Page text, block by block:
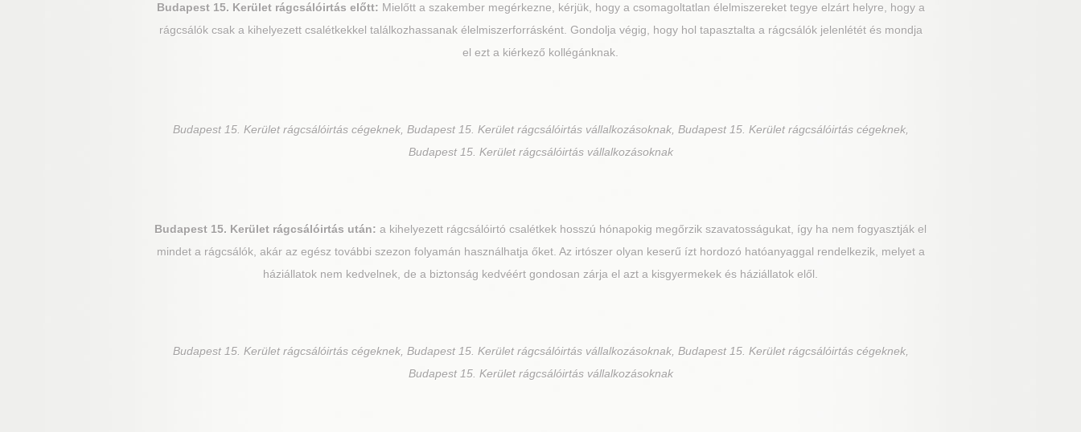
Budapest 15. Kerületrágcsálóirtás előtt: Mielőtt a szakember megérkezne, kérjük, hogy a csomagoltatlan élelmiszereket tegye elzárt helyre, hogy a
rágcsálók csak a kihelyezett csalétkekkel találkozhassanak élelmiszerforrásként. Gondolja végig, hogy hol tapasztalta a rágcsálók jelenlétét és mondja
el ezt a kiérkező kollégánknak.
Budapest 15. Kerületrágcsálóirtás cégeknek, Budapest 15. Kerület rágcsálóirtás vállalkozásoknak, Budapest 15. Kerület rágcsálóirtás cégeknek,
Budapest 15. Kerület rágcsálóirtás vállalkozásoknak
Budapest 15. Kerület rágcsálóirtás után: a kihelyezett rágcsálóirtó csalétkek hosszú hónapokig megőrzik szavatosságukat, így ha nem fogyasztják el
mindet a rágcsálók, akár az egész további szezon folyamán használhatja őket. Az irtószer olyan keserű ízt hordozó hatóanyaggal rendelkezik, melyet a
háziállatok nem kedvelnek, de a biztonság kedvéért gondosan zárja el azt a kisgyermekek és háziállatok elől.
Budapest 15. Kerületrágcsálóirtás cégeknek, Budapest 15. Kerület rágcsálóirtás vállalkozásoknak, Budapest 15. Kerület rágcsálóirtás cégeknek,
Budapest 15. Kerület rágcsálóirtás vállalkozásoknak